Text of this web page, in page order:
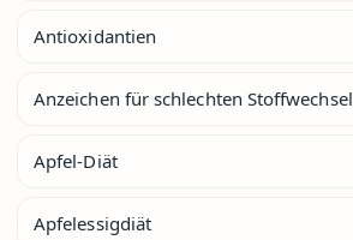
Antioxidantien
Anzeichen für schlechten Stoffwechsel
Apfel-Diät
Apfelessigdiät